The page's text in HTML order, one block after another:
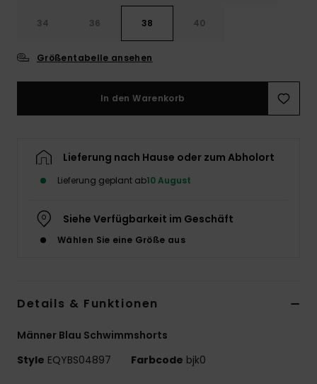
34 36 38 40
Größentabelle ansehen
In den Warenkorb
Lieferung nach Hause oder zum Abholort
Lieferung geplant ab10 August
Siehe Verfügbarkeit im Geschäft
Wählen Sie eine Größe aus
Details & Funktionen
Männer Blau Schwimmshorts
Style EQYBS04897 Farbcode bjk0